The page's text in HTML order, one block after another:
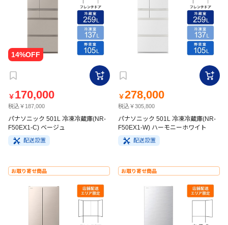
￥ 170,000
税込￥187,000
パナソニック 501L 冷凍冷蔵庫(NR-
F50EX1-C) ベージュ
配送設置
￥278,000
税込￥305,800
パナソニック 501L 冷凍冷蔵庫(NR-
F50EX1-W) ハーモニーホワイト
配送設置
お取り寄せ商品 お取り寄せ商品